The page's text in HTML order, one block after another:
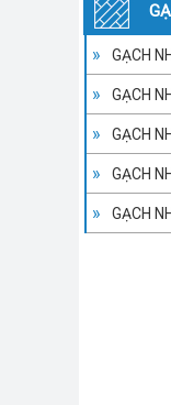
GẠCH
GẠCH
GẠCH
GẠCH
GẠCH